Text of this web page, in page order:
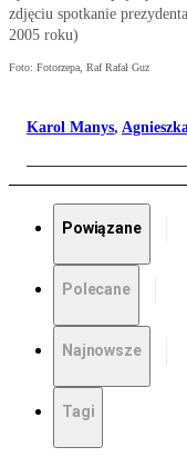
zdjęciu spotkanie
2005 roku)
Foto: Fotorzepa, Raf Rafał Guz
Karol Manys,
Powiązane
Polecane
Najnowsze
Tagi